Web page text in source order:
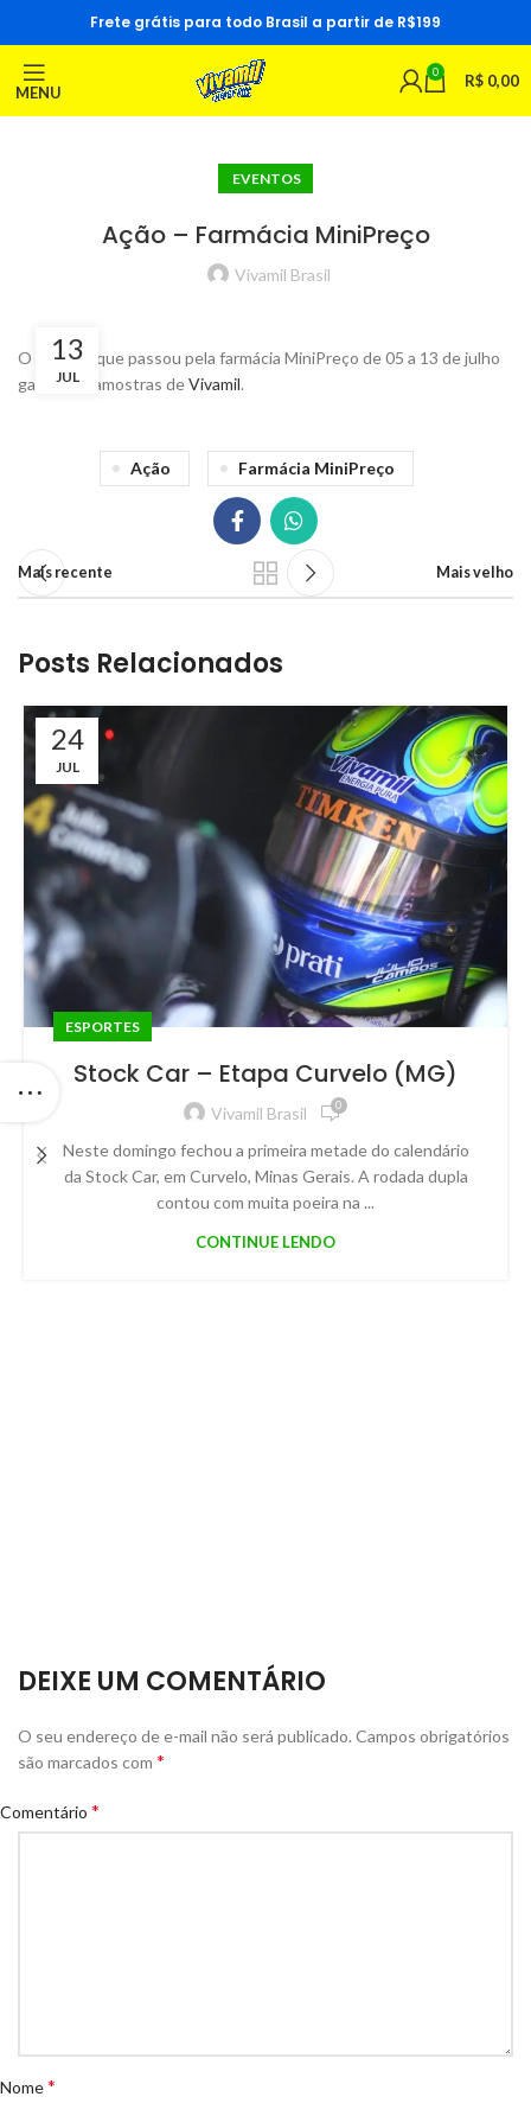
Frete grátis para todo Brasil a partir de R$199
MENU
0 R$ 0,00
EVENTOS
Ação – Farmácia MiniPreço
Vivamil Brasil
13
JUL
O pessoal que passou pela farmácia MiniPreço de 05 a 13 de julho
ganharam amostras deVivamil.
Ação Farmácia MiniPreço
Mais recente Mais velho
Posts Relacionados
24
JUL
ESPORTES
Stock Car – Etapa Curvelo (MG)
Vivamil Brasil 0
Neste domingo fechou a primeira metade do calendário
da Stock Car, em Curvelo, Minas Gerais. A rodada dupla
contou com muita poeira na ...
CONTINUE LENDO
DEIXE UM COMENTÁRIO
O seu endereço de e-mail não será publicado. Campos obrigatórios
são marcados com *
Comentário *
Nome*